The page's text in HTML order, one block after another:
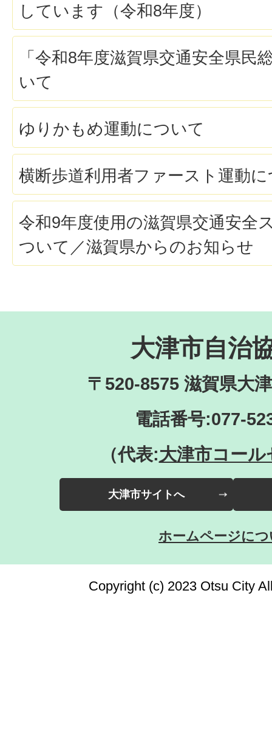
しています（令和8年度）
「令和8年度滋賀県交通安全県民
いて
ゆりかもめ運動について
横断歩道利用者ファースト運動
令和9年度使用の滋賀県交通安全
ついて／滋賀県からのお知らせ
大津市自治
〒520-8575 滋賀県大
電話番号:077-
（代表:大津市コー
大津市サイトへ
ホームページに
Copyright (c) 2023 Otsu City